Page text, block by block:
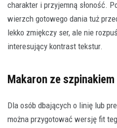
charakter i przyjemną słoność.
wierzch gotowego dania tuż
lekko zmiękczy ser, ale nie
interesujący kontrast tekstur.
Makaron ze
Dla osób dbających o linię lub
można przygotować wersję fit